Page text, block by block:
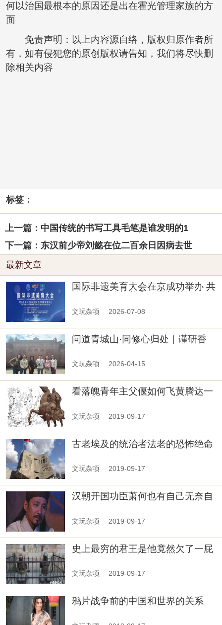
何以治国最根本的原因还是出在霍光管理家族的方
面
免责声明：以上内容源自络，版权归原作者所
有，如有侵犯您的原创版权请告知，我们将尽快删
除相关内容
标签：
上一篇：中国传统的书写工具毛笔是谁发明的1
下一篇：东汉前少帝刘懿在位二百余日因病去世
最新文章
国际非遗美育大会在京成功举办 共
文玩杂项 2026-07-08
问道青城山·同修心归处｜谨研香
心，问道青城山、共修传统文化
文玩杂项 2026-04-15
看落魄青年主父偃如何飞黄腾达一
文玩杂项 2019-09-17
古老埃及的统治者法老的恐怖绝命
文玩杂项 2019-09-17
汉朝开国功臣萧何也有自己无奈自
文玩杂项 2019-09-17
史上最穷的君王是他竟然欠了一屁
文玩杂项 2019-09-17
鸦片战争前的中国和世界的关系